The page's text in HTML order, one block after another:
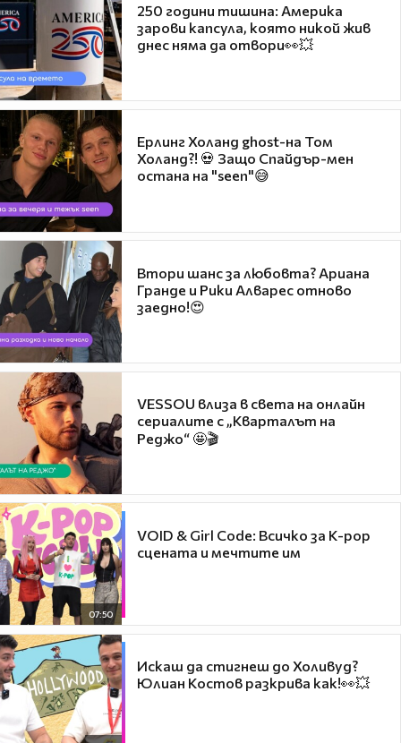
250 години тишина: Америка
зарови капсула, която никой жив
днес няма да отвори👀💥
Ерлинг Холанд ghost-на Том
Холанд?! 💀 Защо Спайдър-мен
остана на "seen"😅
Втори шанс за любовта? Ариана
Гранде и Рики Алварес отново
заедно!😍
VESSOU влиза в света на онлайн
сериалите с „Кварталът на
Реджо“ 🤩🎬
07:50
VOID & Girl Code: Всичко за K-pop
сцената и мечтите им
Искаш да стигнеш до Холивуд?
Юлиан Костов разкрива как!👀💥